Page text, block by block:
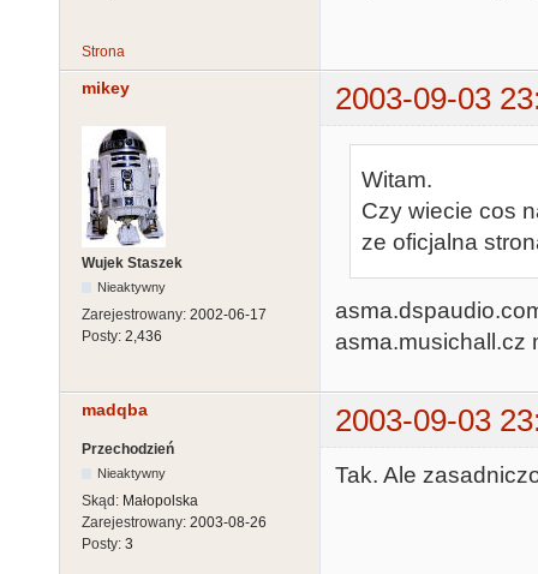
Strona
mikey 2003-09-03
Wujek Staszek
Nieaktywny
Zarejestrowany: 2002-06-17
Posty: 2,436
Witam.
Czy wiecie cos
ze oficjalna
asma.musichall.cz
madqba 2003-09-03
Przechodzień
Nieaktywny
Skąd: Małopolska
Zarejestrowany: 2003-08-26
Posty: 3
Tak. Ale